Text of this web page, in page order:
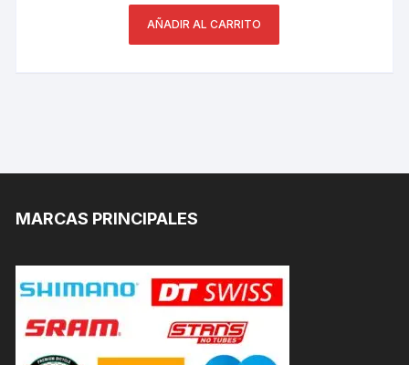
AÑADIR AL CARRITO
MARCAS PRINCIPALES